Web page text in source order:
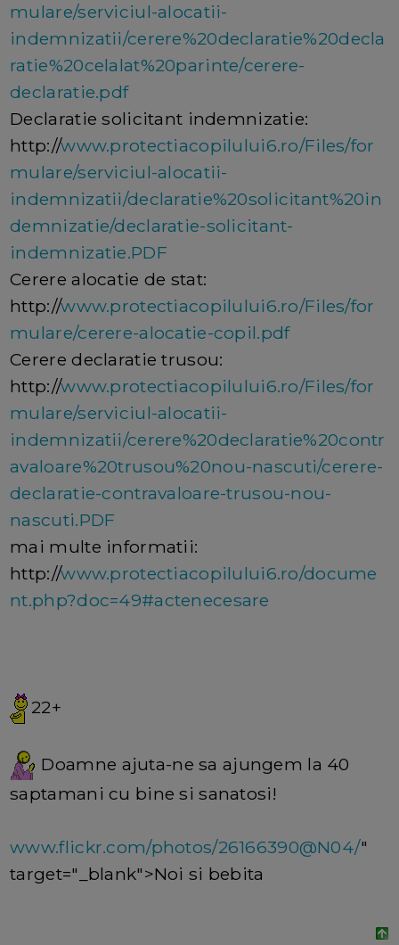
mulare/serviciul-alocatii-
indemnizatii/cerere%20declaratie%20decla
ratie%20celalat%20parinte/cerere-
declaratie.pdf
Declaratie solicitant indemnizatie:
http://www.protectiacopilului6.ro/Files/for
mulare/serviciul-alocatii-
indemnizatii/declaratie%20solicitant%20in
demnizatie/declaratie-solicitant-
indemnizatie.PDF
Cerere alocatie de stat:
http://www.protectiacopilului6.ro/Files/for
mulare/cerere-alocatie-copil.pdf
Cerere declaratie trusou:
http://www.protectiacopilului6.ro/Files/for
mulare/serviciul-alocatii-
indemnizatii/cerere%20declaratie%20contr
avaloare%20trusou%20nou-nascuti/cerere-
declaratie-contravaloare-trusou-nou-
nascuti.PDF
mai multe informatii:
http://www.protectiacopilului6.ro/docume
nt.php?doc=49#actenecesare
22+
Doamne ajuta-ne sa ajungem la 40
saptamani cu bine si sanatosi!
www.flickr.com/photos/26166390@N04/"
target="_blank">Noi si bebita